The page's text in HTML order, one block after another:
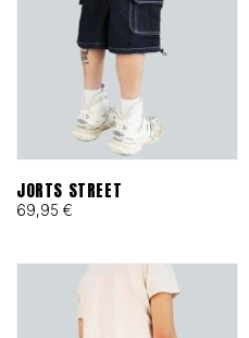
JORTS STREET
69,95 €